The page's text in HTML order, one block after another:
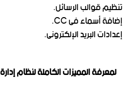
تنظيم قوالب الرسائل.
إضافة أسماء فى CC.
إعدادات البريد الإلكترونى.
لمعرفة المميزات الكاملة لنظام